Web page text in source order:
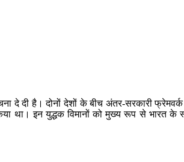
दी है। दोनों देशों के बीच अंतर-सरकारी
था। इन युद्धक विमानों को मुख्य रूप से भारत के